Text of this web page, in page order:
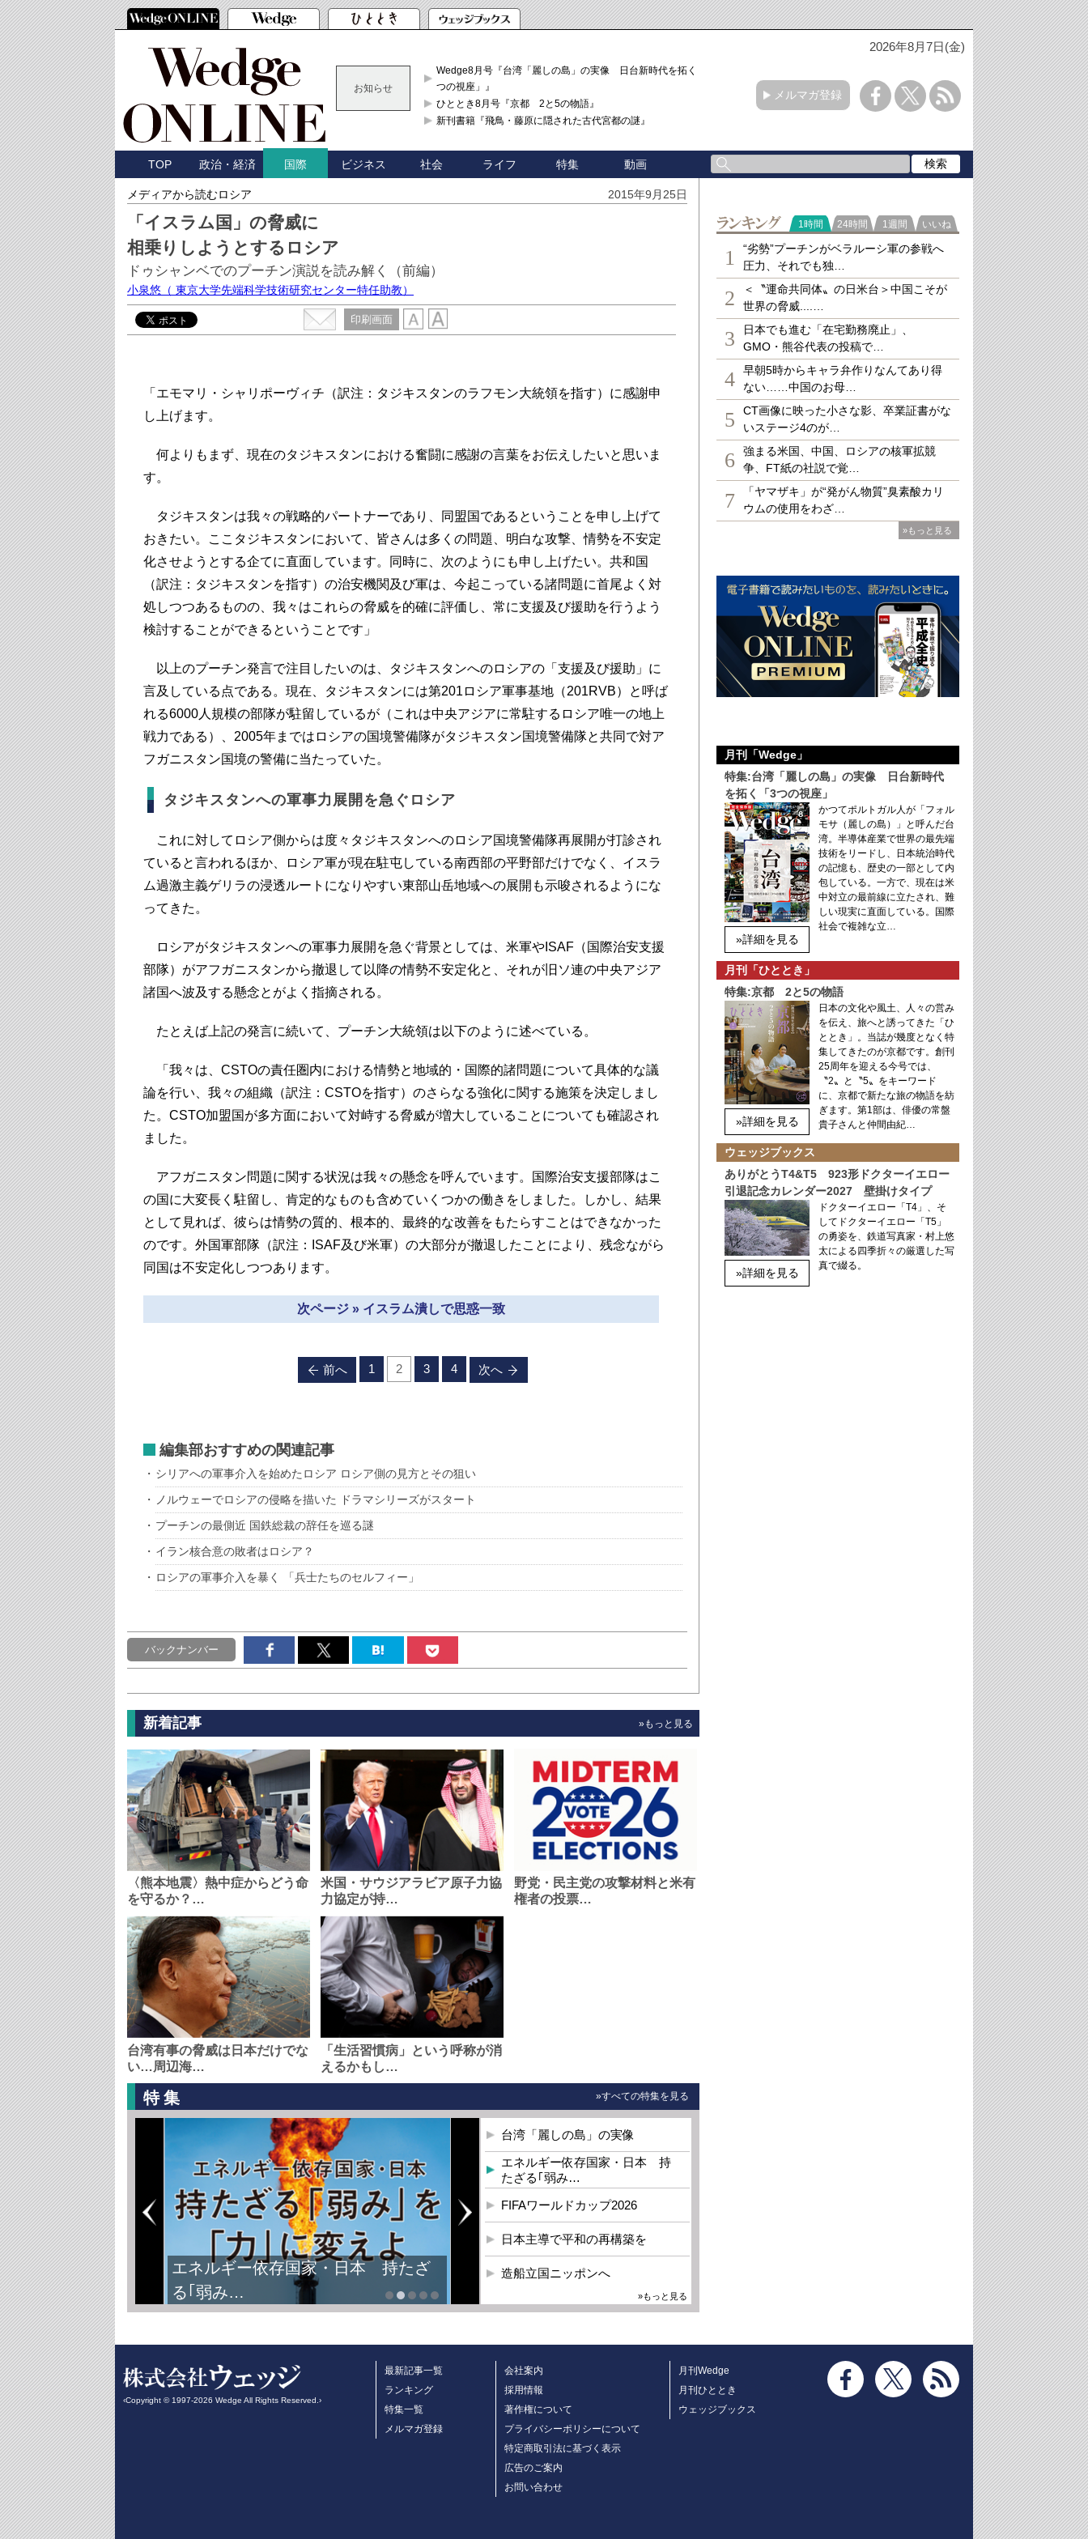
2026年8月7日(金)
お知らせ
Wedge8月号『台湾「麗しの島」の実像 日台新時代を拓く「3
つの視座」』
ひととき8月号『京都 2と5の物語』
新刊書籍『飛鳥・藤原に隠された古代宮都の謎』
メルマガ登録
TOP 政治・経済 国際 ビジネス 社会 ライフ 特集 動画
メディアから読むロシア 2015年9月25日
「イスラム国」の脅威に
相乗りしようとするロシア
ドゥシャンベでのプーチン演説を読み解く（前編）
小泉悠 （ 東京大学先端科学技術研究センター特任助教）
印刷画面
「エモマリ・シャリポーヴィチ（訳注：タジキスタンのラフモン大統領を指す）に感謝申
し上げます。
何よりもまず、現在のタジキスタンにおける奮闘に感謝の言葉をお伝えしたいと思いま
す。
タジキスタンは我々の戦略的パートナーであり、同盟国であるということを申し上げて
おきたい。ここタジキスタンにおいて、皆さんは多くの問題、明白な攻撃、情勢を不安定
化させようとする企てに直面しています。同時に、次のようにも申し上げたい。共和国
（訳注：タジキスタンを指す）の治安機関及び軍は、今起こっている諸問題に首尾よく対
処しつつあるものの、我々はこれらの脅威を的確に評価し、常に支援及び援助を行うよう
検討することができるということです」
以上のプーチン発言で注目したいのは、タジキスタンへのロシアの「支援及び援助」に
言及している点である。現在、タジキスタンには第201ロシア軍事基地（201RVB）と呼ば
れる6000人規模の部隊が駐留しているが（これは中央アジアに常駐するロシア唯一の地上
戦力である）、2005年まではロシアの国境警備隊がタジキスタン国境警備隊と共同で対ア
フガニスタン国境の警備に当たっていた。
タジキスタンへの軍事力展開を急ぐロシア
これに対してロシア側からは度々タジキスタンへのロシア国境警備隊再展開が打診され
ていると言われるほか、ロシア軍が現在駐屯している南西部の平野部だけでなく、イスラ
ム過激主義ゲリラの浸透ルートになりやすい東部山岳地域への展開も示唆されるようにな
ってきた。
ロシアがタジキスタンへの軍事力展開を急ぐ背景としては、米軍やISAF（国際治安支援
部隊）がアフガニスタンから撤退して以降の情勢不安定化と、それが旧ソ連の中央アジア
諸国へ波及する懸念とがよく指摘される。
たとえば上記の発言に続いて、プーチン大統領は以下のように述べている。
「我々は、CSTOの責任圏内における情勢と地域的・国際的諸問題について具体的な議
論を行い、我々の組織（訳注：CSTOを指す）のさらなる強化に関する施策を決定しまし
た。CSTO加盟国が多方面において対峙する脅威が増大していることについても確認され
ました。
アフガニスタン問題に関する状況は我々の懸念を呼んでいます。国際治安支援部隊はこ
の国に大変長く駐留し、肯定的なものも含めていくつかの働きをしました。しかし、結果
として見れば、彼らは情勢の質的、根本的、最終的な改善をもたらすことはできなかった
のです。外国軍部隊（訳注：ISAF及び米軍）の大部分が撤退したことにより、残念ながら
同国は不安定化しつつあります。
次ページ » イスラム潰しで思惑一致
前へ 1 2 3 4 次へ
編集部おすすめの関連記事
シリアへの軍事介入を始めたロシア ロシア側の見方とその狙い
ノルウェーでロシアの侵略を描いた ドラマシリーズがスタート
プーチンの最側近 国鉄総裁の辞任を巡る謎
イラン核合意の敗者はロシア？
ロシアの軍事介入を暴く 「兵士たちのセルフィー」
バックナンバー
新着記事 »もっと見る
〈熊本地震〉熱中症からどう命
を守るか？…
米国・サウジアラビア原子力協
力協定が持…
野党・民主党の攻撃材料と米有
権者の投票…
台湾有事の脅威は日本だけでな
い…周辺海…
「生活習慣病」という呼称が消
えるかもし…
特集 »すべての特集を見る
エネルギー依存国家・日本 持たざ
る｢弱み…
台湾「麗しの島」の実像
エネルギー依存国家・日本 持
たざる｢弱み…
FIFAワールドカップ2026
日本主導で平和の再構築を
造船立国ニッポンへ
»もっと見る
ランキング
1時間 24時間 1週間 いいね
1
“劣勢”プーチンがベラルーシ軍の参戦へ
圧力、それでも独…
2
＜〝運命共同体〟の日米台＞中国こそが
世界の脅威....…
3
日本でも進む「在宅勤務廃止」、
GMO・熊谷代表の投稿で…
4
早朝5時からキャラ弁作りなんてあり得
ない……中国のお母…
5
CT画像に映った小さな影、卒業証書がな
いステージ4のが…
6
強まる米国、中国、ロシアの核軍拡競
争、FT紙の社説で覚…
7
「ヤマザキ」が“発がん物質”臭素酸カリ
ウムの使用をわざ…
»もっと見る
月刊「Wedge」
特集:台湾「麗しの島」の実像 日台新時代
を拓く「3つの視座」
»詳細を見る
かつてポルトガル人が「フォル
モサ（麗しの島）」と呼んだ台
湾。半導体産業で世界の最先端
技術をリードし、日本統治時代
の記憶も、歴史の一部として内
包している。一方で、現在は米
中対立の最前線に立たされ、難
しい現実に直面している。国際
社会で複雑な立…
月刊「ひととき」
特集:京都 2と5の物語
»詳細を見る
日本の文化や風土、人々の営み
を伝え、旅へと誘ってきた「ひ
ととき」。当誌が幾度となく特
集してきたのが京都です。創刊
25周年を迎える今号では、
〝2〟と〝5〟をキーワード
に、京都で新たな旅の物語を紡
ぎます。第1部は、俳優の常盤
貴子さんと仲間由紀…
ウェッジブックス
ありがとうT4&T5 923形ドクターイエロー
引退記念カレンダー2027 壁掛けタイプ
»詳細を見る
ドクターイエロー「T4」、そ
してドクターイエロー「T5」
の勇姿を、鉄道写真家・村上悠
太による四季折々の厳選した写
真で綴る。
‹Copyright © 1997-2026 Wedge All Rights Reserved.›
最新記事一覧
ランキング
特集一覧
メルマガ登録
会社案内
採用情報
著作権について
プライバシーポリシーについて
特定商取引法に基づく表示
広告のご案内
お問い合わせ
月刊Wedge
月刊ひととき
ウェッジブックス